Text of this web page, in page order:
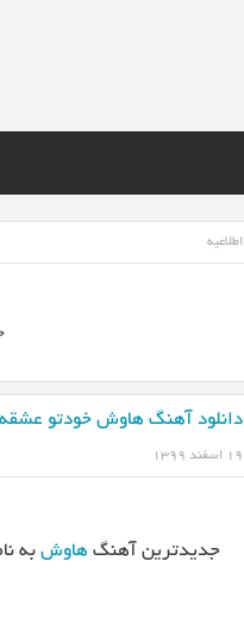
اطلاعیه
دانلود آهنگ هاوش خودتو عشقه
۱۹ اسفند ۱۳۹۹
جدیدترین آهنگ هاوش